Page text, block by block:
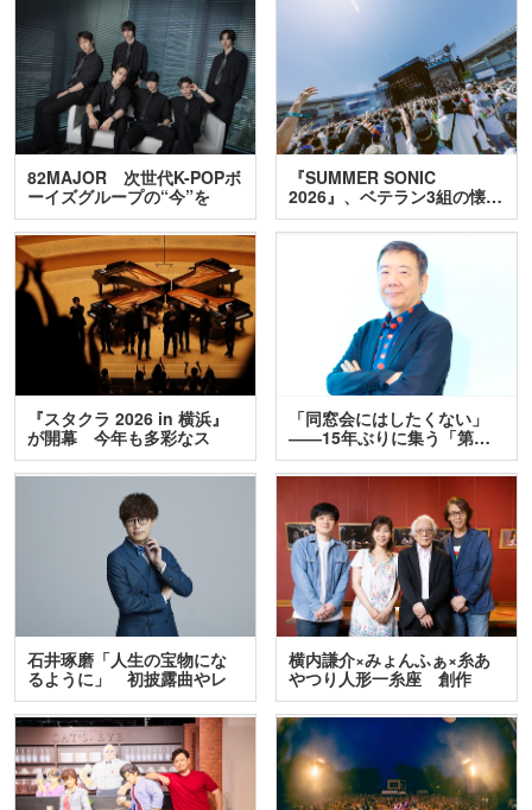
82MAJOR 次世代K-POPボ
ーイズグループの“今”を
訊…
『SUMMER SONIC
2026』、ベテラン3組の懐…
『スタクラ 2026 in 横浜』
が開幕 今年も多彩なス
テ…
「同窓会にはしたくない」
――15年ぶりに集う「第…
石井琢磨「人生の宝物にな
るように」 初披露曲やレ
ア…
横内謙介×みょんふぁ×糸あ
やつり人形一糸座 創作
人…